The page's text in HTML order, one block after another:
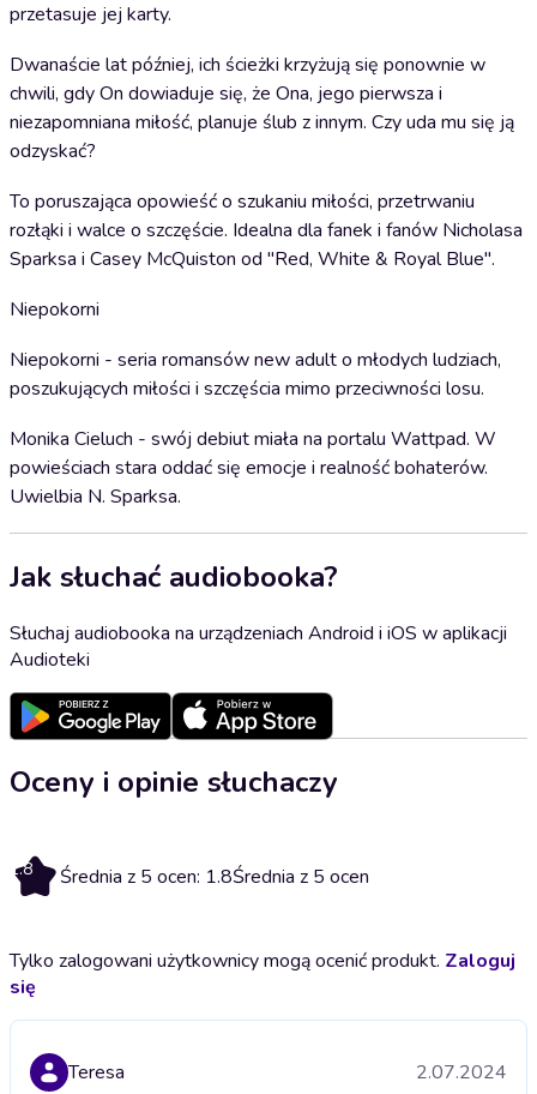
przetasuje jej karty.
Dwanaście lat później, ich ścieżki krzyżują się ponownie w
chwili, gdy On dowiaduje się, że Ona, jego pierwsza i
niezapomniana miłość, planuje ślub z innym. Czy uda mu się ją
odzyskać?
To poruszająca opowieść o szukaniu miłości, przetrwaniu
rozłąki i walce o szczęście. Idealna dla fanek i fanów Nicholasa
Sparksa i Casey McQuiston od "Red, White & Royal Blue".
Niepokorni
Niepokorni - seria romansów new adult o młodych ludziach,
poszukujących miłości i szczęścia mimo przeciwności losu.
Monika Cieluch - swój debiut miała na portalu Wattpad. W
powieściach stara oddać się emocje i realność bohaterów.
Uwielbia N. Sparksa.
Jak słuchać audiobooka?
Słuchaj audiobooka na urządzeniach Android i iOS w aplikacji
Audioteki
Oceny i opinie słuchaczy
1.8 Średnia z 5 ocen: 1.8Średnia z 5 ocen
Tylko zalogowani użytkownicy mogą ocenić produkt. Zaloguj
się
Teresa 2.07.2024